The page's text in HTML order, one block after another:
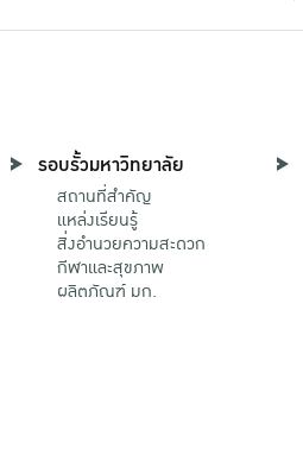
รอบรั้วมหาวิทยาลัย
สถานที่สำคัญ
แหล่งเรียนรู้
สิ่งอำนวยความสะดวก
กีฬาและสุขภาพ
ผลิตภัณฑ์ มก.